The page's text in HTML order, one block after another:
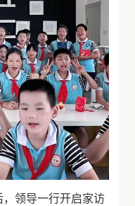
领导一行开启家访